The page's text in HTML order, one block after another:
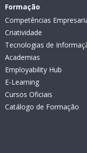
Formação
Competências
Criatividade
Tecnologias de
Academias
Employability Hub
E-Learning
Cursos Oficiais
Catálogo de Formação